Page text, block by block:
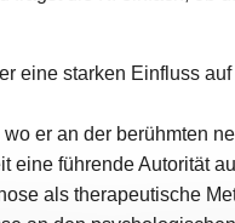
eine starken Einfluss
er an der berühmten
führende Autorität
als therapeutische